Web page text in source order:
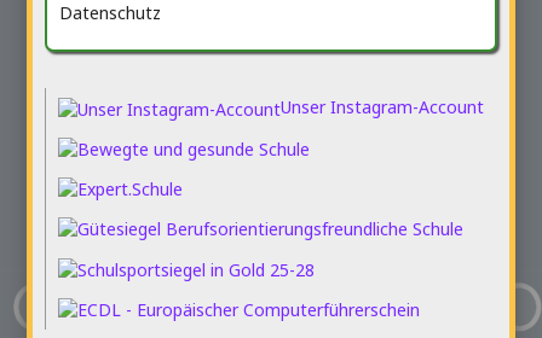
Datenschutz
Unser Instagram-Account